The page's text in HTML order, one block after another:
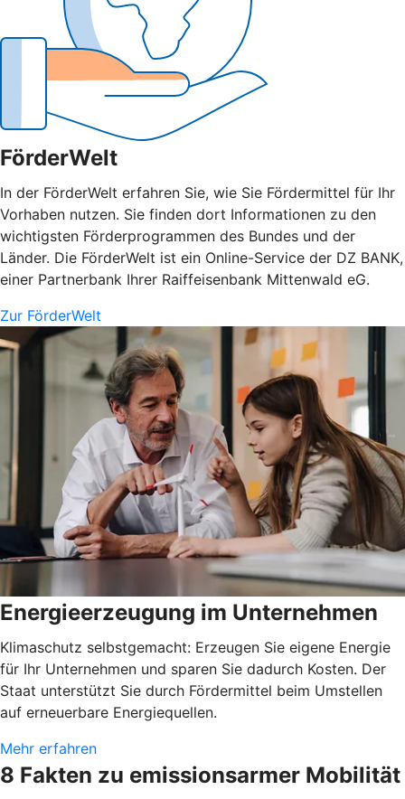
FörderWelt
In der FörderWelt erfahren Sie, wie Sie Fördermittel für Ihr
Vorhaben nutzen. Sie finden dort Informationen zu den
wichtigsten Förderprogrammen des Bundes und der
Länder. Die FörderWelt ist ein Online-Service der DZ BANK,
einer Partnerbank Ihrer Raiffeisenbank Mittenwald eG.
Zur FörderWelt
Energieerzeugung im Unternehmen
Klimaschutz selbstgemacht: Erzeugen Sie eigene Energie
für Ihr Unternehmen und sparen Sie dadurch Kosten. Der
Staat unterstützt Sie durch Fördermittel beim Umstellen
auf erneuerbare Energiequellen.
Mehr erfahren
8 Fakten zu emissionsarmer Mobilität